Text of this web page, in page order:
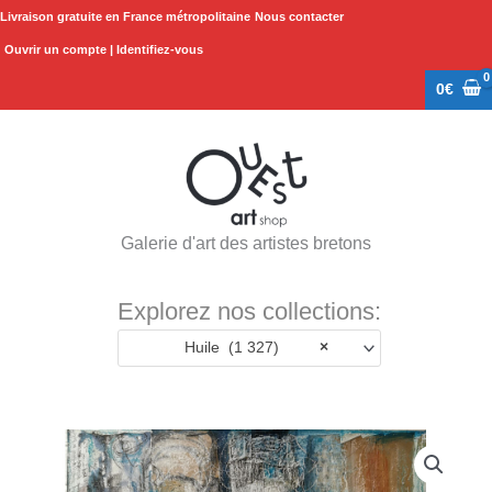
Aller
Livraison gratuite en France métropolitaine Nous contacter
Ouvrir un compte | Identifiez-vous
0€
Galerie d'art des artistes bretons
Explorez nos collections:
×
Huile (1 327)
quantité